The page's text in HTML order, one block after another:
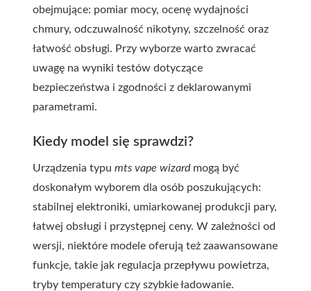
obejmujące: pomiar mocy, ocenę wydajności
chmury, odczuwalność nikotyny, szczelność oraz
łatwość obsługi. Przy wyborze warto zwracać
uwagę na wyniki testów dotyczące
bezpieczeństwa i zgodności z deklarowanymi
parametrami.
Kiedy model się sprawdzi?
Urządzenia typu mts vape wizardmogą być
doskonałym wyborem dla osób poszukujących:
stabilnej elektroniki, umiarkowanej produkcji pary,
łatwej obsługi i przystępnej ceny. W zależności od
wersji, niektóre modele oferują też zaawansowane
funkcje, takie jak regulacja przepływu powietrza,
tryby temperatury czy szybkie ładowanie.